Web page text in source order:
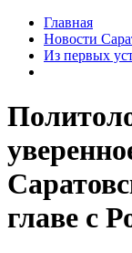
Главная
Новости
Из пеpвых
главе с